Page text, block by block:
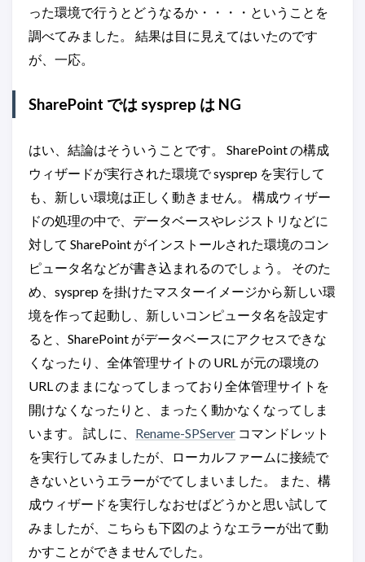
った環境で行うとどうなるか・・・・ということを
調べてみました。 結果は目に見えてはいたのです
が、一応。
SharePoint では sysprep は NG
はい、結論はそういうことです。 SharePoint の構成
ウィザードが実行された環境で sysprep を実行して
も、新しい環境は正しく動きません。 構成ウィザー
ドの処理の中で、データベースやレジストリなどに
対して SharePoint がインストールされた環境のコン
ピュータ名などが書き込まれるのでしょう。 そのた
め、sysprep を掛けたマスターイメージから新しい環
境を作って起動し、新しいコンピュータ名を設定す
ると、SharePoint がデータベースにアクセスできな
くなったり、全体管理サイトの URL が元の環境の
URL のままになってしまっており全体管理サイトを
開けなくなったりと、まったく動かなくなってしま
います。 試しに、 Rename-SPServer コマンドレット
を実行してみましたが、ローカルファームに接続で
きないというエラーがでてしまいました。 また、構
成ウィザードを実行しなおせばどうかと思い試して
みましたが、こちらも下図のようなエラーが出て動
かすことができませんでした。